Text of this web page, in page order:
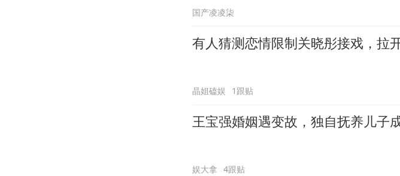
国产凌凌柒
有人猜测恋情限制关晓彤接戏，拉
晶姐磕娱 1跟贴
王宝强婚姻遇变故，独自抚养儿子
娱大拿 4跟贴